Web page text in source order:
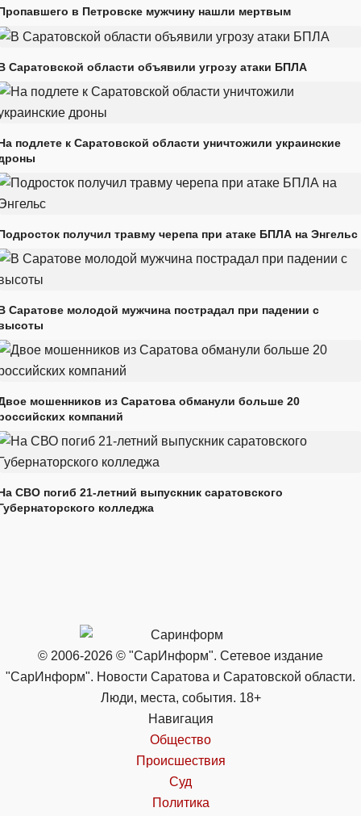
в Петровске мужчину нашли мертвым
Саратовской области объявили угрозу атаки БПЛА
подлете к Саратовской области уничтожили украинские
получил травму черепа при атаке БПЛА на Энгельс
Саратове молодой мужчина пострадал при падении с
мошенников из Саратова обманули больше 20
компаний
СВО погиб 21-летний выпускник саратовского
колледжа
© 2006-2026 © "СарИнформ". Сетевое издание
"СарИнформ". Новости Саратова и Саратовской области.
Люди, места, события. 18+
Навигация
Общество
Происшествия
Суд
Политика